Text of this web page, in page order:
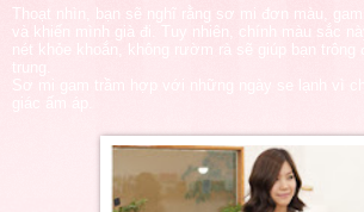
Thoạt nhìn, bạn sẽ nghĩ rằng sơ mi đơn màu,
và khiến mình già đi. Tuy nhiên, chính màu sắc
nét khỏe khoắn, không rườm rà sẽ giúp bạn trông
trung.